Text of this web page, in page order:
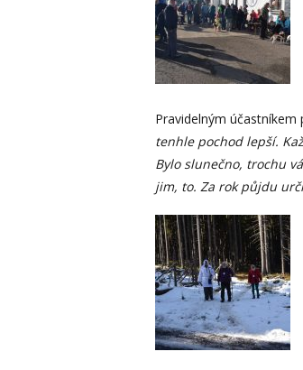
Pravidelným
tenhle pochod lepší.
Bylo slunečno, trochu
jim, to. Za rok půjdu